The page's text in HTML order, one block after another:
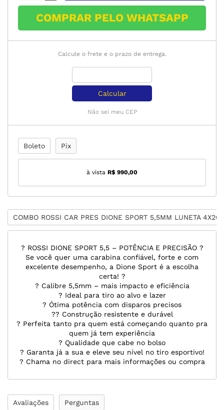
COMPRAR PELO WHATSAPP
Calcule o frete e o prazo de entrega.
Calcular
Não sei meu CEP
Boleto Pix
à vista R$ 990,00
COMBO ROSSI CAR PRES DIONE SPORT 5,5MM LUNETA 4X20
? ROSSI DIONE SPORT 5,5 – POTÊNCIA E PRECISÃO ?
Se você quer uma carabina confiável, forte e com
excelente desempenho, a Dione Sport é a escolha
certa! ?
? Calibre 5,5mm – mais impacto e eficiência
? Ideal para tiro ao alvo e lazer
? Ótima potência com disparos precisos
?? Construção resistente e durável
? Perfeita tanto pra quem está começando quanto pra
quem já tem experiência
? Qualidade que cabe no bolso
? Garanta já a sua e eleve seu nível no tiro esportivo!
? Chama no direct para mais informações ou compra
Avaliações Perguntas